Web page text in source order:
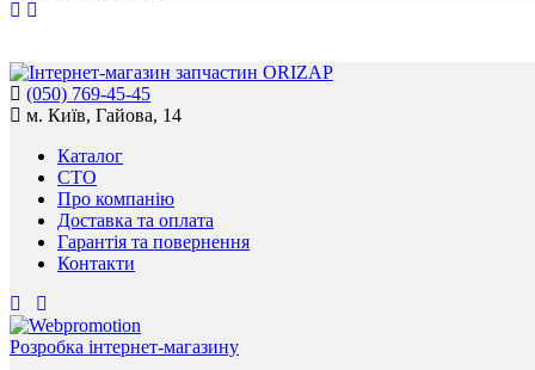
(050) 769-45-45
м. Київ, Гайова, 14
Каталог
СТО
Про компанію
Доставка та оплата
Гарантія та повернення
Контакти
Розробка інтернет-магазину